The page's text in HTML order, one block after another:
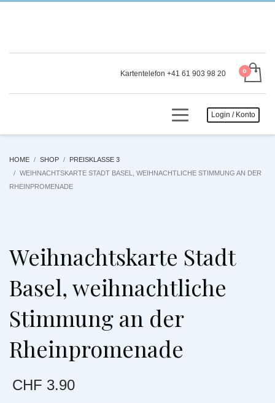
Kartentelefon +41 61 903 98 20
Login / Konto
HOME SHOP
PREISKLASSE 3
WEIHNACHTSKARTE STADT BASEL, WEIHNACHTLICHE STIMMUNG AN DER
RHEINPROMENADE
Weihnachtskarte Stadt
Basel, weihnachtliche
Stimmung an der
Rheinpromenade
CHF 3.90